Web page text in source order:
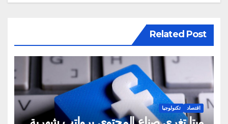
Related Post
اقتصاد تكنولوجيا